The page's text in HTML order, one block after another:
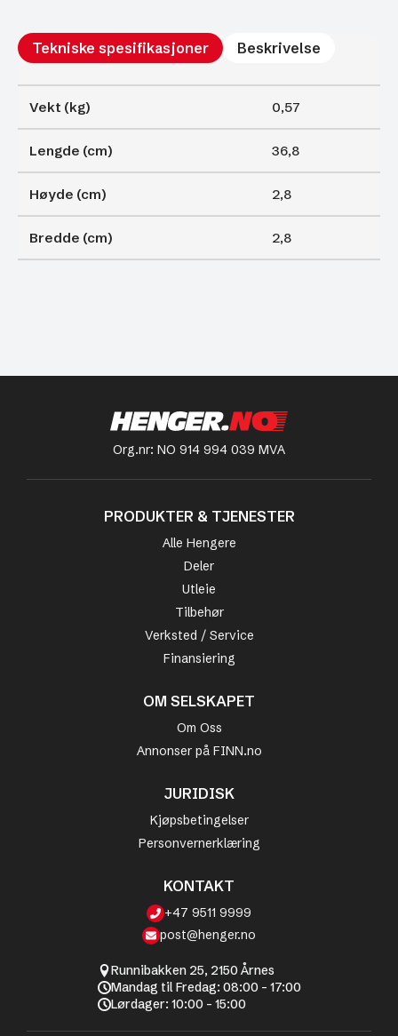
Tekniske spesifikasjoner Beskrivelse
Vekt (kg) 0,57
Lengde (cm) 36,8
Høyde (cm) 2,8
Bredde (cm) 2,8
Org.nr: NO 914 994 039 MVA
PRODUKTER & TJENESTER
Alle Hengere
Deler
Utleie
Tilbehør
Verksted / Service
Finansiering
OM SELSKAPET
Om Oss
Annonser på FINN.no
JURIDISK
Kjøpsbetingelser
Personvernerklæring
KONTAKT
+47 9511 9999
post@henger.no
Runnibakken 25, 2150 Årnes
Mandag til Fredag: 08:00 - 17:00
Lørdager: 10:00 - 15:00